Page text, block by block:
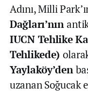
Adını, Milli
Dağları’nın
IUCN Tehlike
Tehlikede)
Yaylaköy’den
uzanan Soğucak